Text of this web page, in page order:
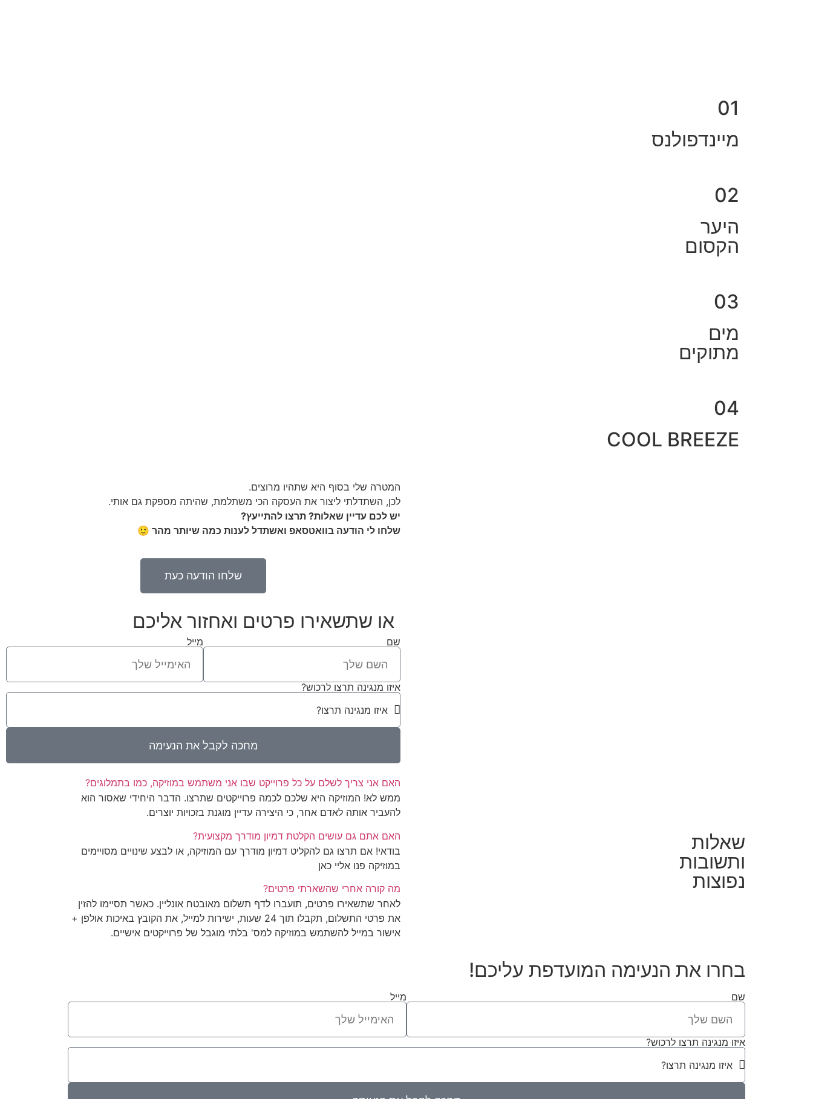
01
מיינדפולנס
02
היער
הקסום
03
מים
מתוקים
04
COOL BREEZE
המטרה שלי בסוף היא שתהיו מרוצים.
לכן, השתדלתי ליצור את העסקה הכי משתלמת, שהיתה מספקת גם אותי.
יש לכם עדיין שאלות? תרצו להתייעץ?
שלחו לי הודעה בוואטסאפ ואשתדל לענות כמה שיותר מהר 🙂
שלחו הודעה כעת
או שתשאירו פרטים ואחזור אליכם
שם מייל
איזו מנגינה תרצו לרכוש?
מחכה לקבל את הנעימה
שאלות
ותשובות
נפוצות
האם אני צריך לשלם על כל פרוייקט שבו אני משתמש במוזיקה, כמו בתמלוגים?
ממש לא! המוזיקה היא שלכם לכמה פרוייקטים שתרצו. הדבר היחידי שאסור הוא
להעביר אותה לאדם אחר, כי היצירה עדיין מוגנת בזכויות יוצרים.
האם אתם גם עושים הקלטת דמיון מודרך מקצועית?
בודאי! אם תרצו גם להקליט דמיון מודרך עם המוזיקה, או לבצע שינויים מסויימים
במוזיקה פנו אליי כאן
מה קורה אחרי שהשארתי פרטים?
לאחר שתשאירו פרטים, תועברו לדף תשלום מאובטח אונליין. כאשר תסיימו להזין
את פרטי התשלום, תקבלו תוך 24 שעות, ישירות למייל, את הקובץ באיכות אולפן +
אישור במייל להשתמש במוזיקה למס' בלתי מוגבל של פרוייקטים אישיים.
בחרו את הנעימה המועדפת עליכם!
שם מייל
איזו מנגינה תרצו לרכוש?